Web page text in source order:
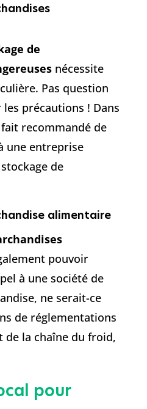
de
nécessite
Pas question
précautions ! Dans
recommandé de
une entreprise
de
alimentaire
pouvoir
à une société de
ne serait-ce
de réglementations
de la chaîne du froid,
pour